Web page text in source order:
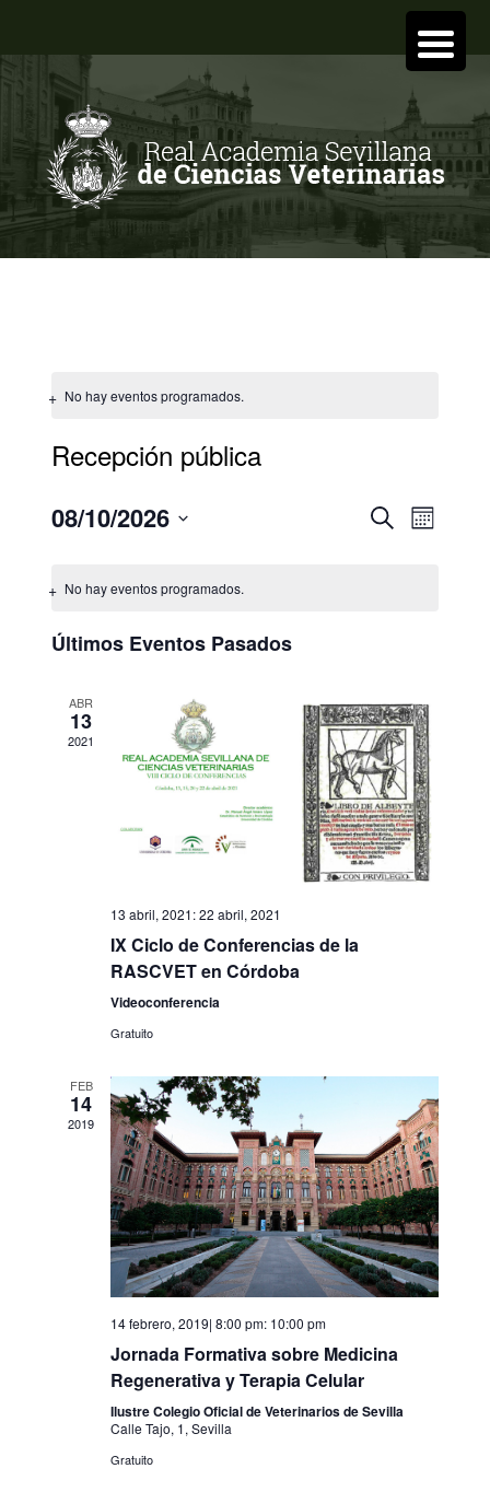
No hay eventos programados.
Recepción pública
Navegación
de
Buscarde
Mes
08/10/2026
No hay eventos programados.
Últimos Eventos Pasados
ABR
13
2021
13 abril, 2021:22 abril, 2021
IX Ciclo de Conferencias de la
RASCVET en Córdoba
Videoconferencia
Gratuito
FEB
14
2019
14 febrero, 2019| 8:00 pm: 10:00 pm
Jornada Formativa sobre Medicina
Regenerativa y Terapia Celular
Ilustre Colegio Oficial de Veterinarios de Sevilla
Calle Tajo, 1, Sevilla
Gratuito